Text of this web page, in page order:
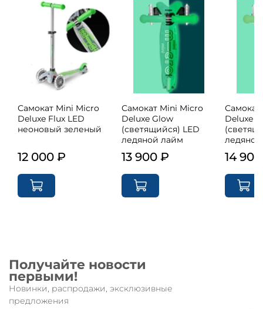
Самокат Mini Micro
Deluxe Flux LED
неоновый зеленый
12 000 ₽
Самокат Mini Micro
Deluxe Glow
(светящийся) LED
ледяной лайм
13 900 ₽
Deluxe
14
Получайте новости
первыми!
Новинки, распродажи, эксклюзивные
предложения